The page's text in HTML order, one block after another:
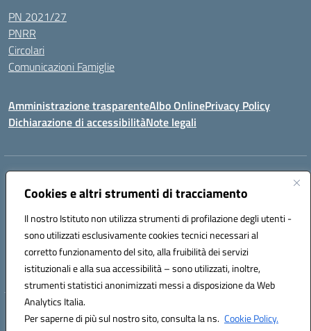
Cookies e altri strumenti di tracciamento
Il nostro Istituto non utilizza strumenti di profilazione degli utenti -
sono utilizzati esclusivamente cookies tecnici necessari al
corretto funzionamento del sito, alla fruibilità dei servizi
istituzionali e alla sua accessibilità – sono utilizzati, inoltre,
strumenti statistici anonimizzati messi a disposizione da Web
Analytics Italia.
Per saperne di più sul nostro sito, consulta la ns. Cookie Policy.
PN 2021/27
PNRR
Circolari
Comunicazioni Famiglie
Amministrazione trasparenteAlbo OnlinePrivacy Policy
Dichiarazione di accessibilitàNote legali
Indirizzo:
Centralino:(+39) 0737787634 Email:mcic80700n@istruzione.it
Codice fiscale: 92010940432
Codice meccanografico:
MCIC80700N
Codice unico di fatturazione (CUF): UF5MY2
Hosting & Powered by 3D Solution S.r.l.